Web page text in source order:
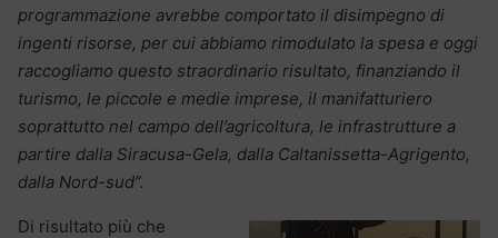
programmazione avrebbe comportato il disimpegno di
ingenti risorse, per cui abbiamo rimodulato la spesa e oggi
raccogliamo questo straordinario risultato, finanziando il
turismo, le piccole e medie imprese, il manifatturiero
soprattutto nel campo dell’agricoltura, le infrastrutture a
partire dalla Siracusa-Gela, dalla Caltanissetta-Agrigento,
dalla Nord-sud”.
Di risultato più che